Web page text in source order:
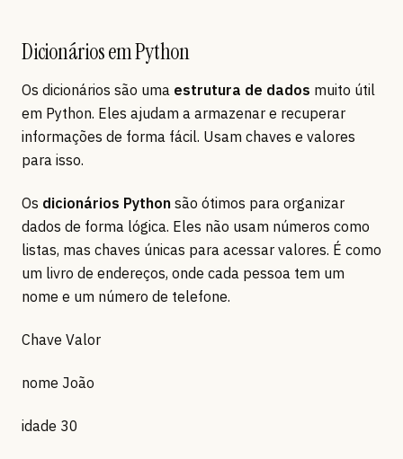
Dicionários em Python
Os dicionários são uma estrutura de dados muito útil
em Python. Eles ajudam a armazenar e recuperar
informações de forma fácil. Usam chaves e valores
para isso.
Os dicionários Python são ótimos para organizar
dados de forma lógica. Eles não usam números como
listas, mas chaves únicas para acessar valores. É como
um livro de endereços, onde cada pessoa tem um
nome e um número de telefone.
Chave Valor
nome João
idade 30